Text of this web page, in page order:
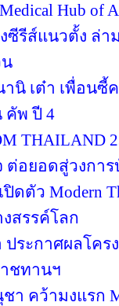
Hub of
ซีรีส์แนวตั้ง ล่า
นิ เต๋า เพื่อนซี้
คัพ ปี 4
THAILAND
ต่อยอดสู่วงการ
ปิดตัว Modern
สรรค์โลก
ระกาศผลโครง
ชทานฯ
คว้ามงแรก